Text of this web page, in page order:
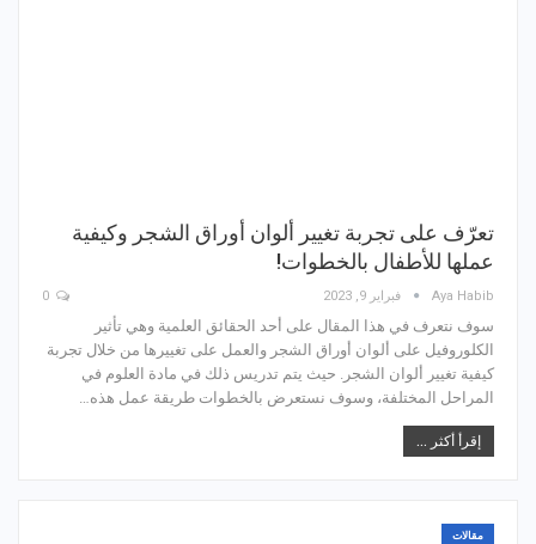
تعرّف على تجربة تغيير ألوان أوراق الشجر وكيفية
عملها للأطفال بالخطوات!
Aya Habib فبراير 9, 2023
سوف نتعرف في هذا المقال على أحد الحقائق العلمية وهي تأثير
الكلوروفيل على ألوان أوراق الشجر والعمل على تغييرها من خلال تجربة
كيفية تغيير ألوان الشجر. حيث يتم تدريس ذلك في مادة العلوم في
المراحل المختلفة، وسوف نستعرض بالخطوات طريقة عمل هذه…
إقرأ أكثر ...
مقالات